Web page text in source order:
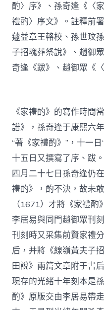
酌〉序》、孫奇逢《〈
禮酌〉序文》。註釋前
蘧益章王輅校、孫世玟
子招魂葬祭說》、趙御
奇逢《跋》、趙御眾《
《家禮酌》的寫作時間
譜》，孫奇逢于康熙六
“著《家禮酌》”，十一
十五日又撰寫了序、跋
四月二十七日孫奇逢仍
禮酌》，酌不決，故未
（1671）才將《家禮
李居易與同門趙御眾刊
刊刻時又采集前賢家禮
后，并將《線嶺黃夫子
田說》兩篇文章附于書
現存的光緒十年刻本是
酌》原版交由李居易帶